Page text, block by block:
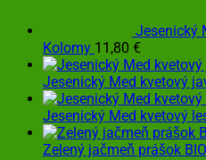
Jesenický
Kolomy 11,80 €
Jesenický Med kvetový
Jesenický Med kvetový
Zelený jačmeň prášok